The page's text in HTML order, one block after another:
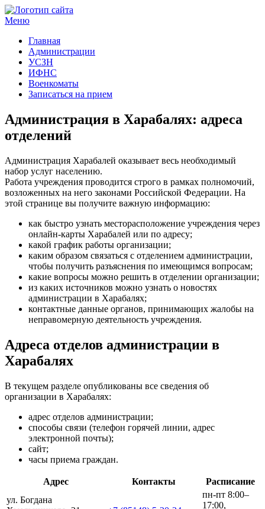
Меню
Главная
Администрации
УСЗН
ИФНС
Военкоматы
Записаться на прием
Администрация в Харабалях: адреса
отделений
Администрация Харабалей оказывает весь необходимый
набор услуг населению.
Работа учреждения проводится строго в рамках полномочий,
возложенных на него законами Российской Федерации. На
этой странице вы получите важную информацию:
как быстро узнать месторасположение учреждения через
онлайн-карты Харабалей или по адресу;
какой график работы организации;
каким образом связаться с отделением администрации,
чтобы получить разъяснения по имеющимся вопросам;
какие вопросы можно решить в отделении организации;
из каких источников можно узнать о новостях
администрации в Харабалях;
контактные данные органов, принимающих жалобы на
неправомерную деятельность учреждения.
Адреса отделов администрации в
Харабалях
В текущем разделе опубликованы все сведения об
организации в Харабалях:
адрес отделов администрации;
способы связи (телефон горячей линии, адрес
электронной почты);
сайт;
часы приема граждан.
Адрес Контакты
Расписание
ул. Богдана
пн-пт 8:00–
17:00,